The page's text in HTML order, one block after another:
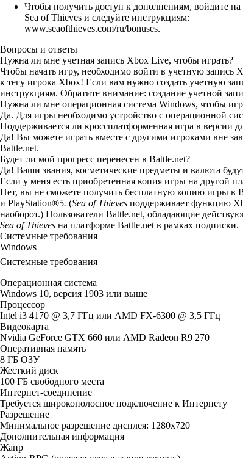
Чтобы получить доступ к дополнениям, войдите на
Sea of Thieves и следуйте инструкциям:
www.seaofthieves.com/ru/bonuses.
Вопросы и ответы
Нужна ли мне учетная запись Xbox Live, чтобы играть?
Чтобы начать игру, необходимо войти в учетную
к тегу игрока Xbox! Если вам нужно создать учетную
инструкциям. Обратите внимание: создание учетной
Нужна ли мне операционная система Windows, чтобы
Да. Для игры необходимо устройство с операционной
Поддерживается ли кроссплатформенная игра в версии
Да! Вы можете играть вместе с другими игроками вне
Battle.net.
Будет ли мой прогресс перенесен в Battle.net?
Да! Ваши звания, косметические предметы и валюта
Если у меня есть приобретенная копия игры на другой
Нет, вы не сможете получить бесплатную копию игры в
и PlayStation®5. (Sea of Thieves поддерживает функцию
наоборот.) Пользователи Battle.net, обладающие
Sea of Thieves на платформе Battle.net в рамках подписки.
Системные требования
Windows
Системные требования
Операционная система
Windows 10, версия 1903 или выше
Процессор
Intel i3 4170 @ 3,7 ГГц или AMD FX-6300 @ 3,5 ГГц
Видеокарта
Nvidia GeForce GTX 660 или AMD Radeon R9 270
Оперативная память
8 ГБ ОЗУ
Жесткий диск
100 ГБ свободного места
Интернет-соединение
Требуется широкополосное подключение к Интернету
Разрешение
Минимальное разрешение дисплея: 1280x720
Дополнительная информация
Жанр